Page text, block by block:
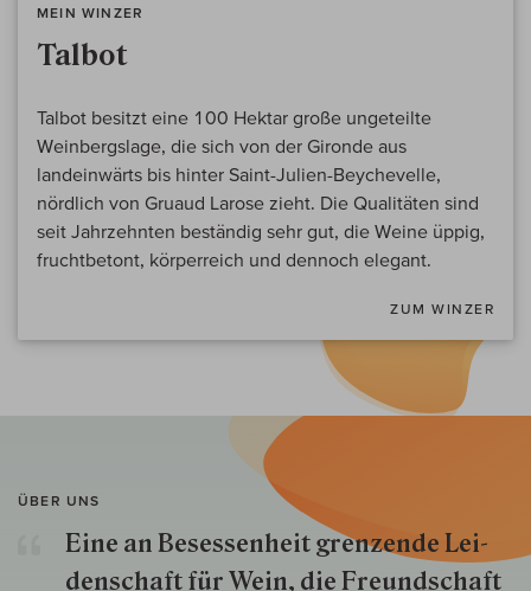
MEIN WINZER
Talbot
Talbot besitzt eine 100 Hektar große ungeteilte
Weinbergslage, die sich von der Gironde aus
landeinwärts bis hinter Saint-Julien-Beychevelle,
nördlich von Gruaud Larose zieht. Die Qualitäten sind
seit Jahrzehnten beständig sehr gut, die Weine üppig,
fruchtbetont, körperreich und dennoch elegant.
ZUM WINZER
ÜBER UNS
Eine an Besessenheit gren­zende Lei­
den­schaft für Wein, die Freund­schaft